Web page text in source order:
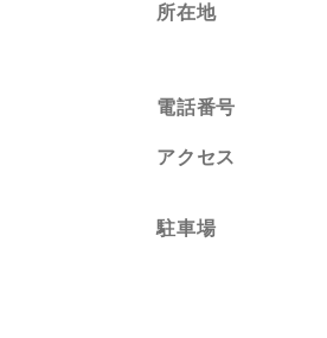
所在地
電話番号
アクセス
駐車場